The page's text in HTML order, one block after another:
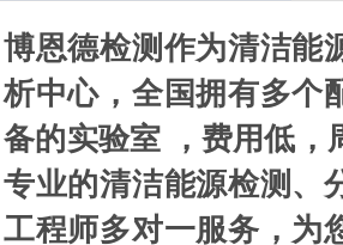
博恩德检测作为清洁能
析中心，全国拥有多个
备的实验室 ，费用低，
专业的清洁能源检测、
工程师多对一服务，为